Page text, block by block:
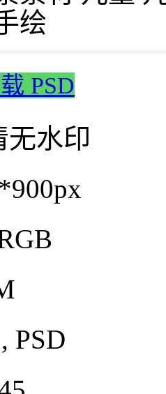
绘
PSD
无水印
, PSD